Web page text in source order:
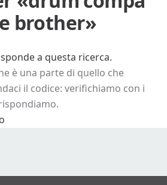
brother»
a questa ricerca.
è una parte di quello che
il codice: verifichiamo con i